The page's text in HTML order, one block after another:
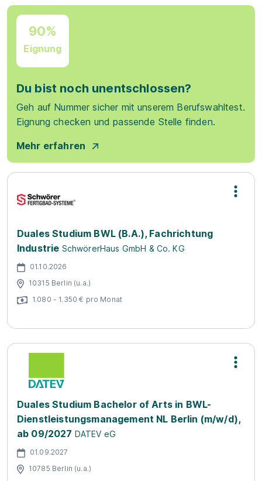
90%
Eignung
Du bist noch unentschlossen?
Geh auf Nummer sicher mit unserem Berufswahltest.
Eignung checken und passende Stelle finden.
Mehr erfahren
Duales Studium BWL (B.A.), Fachrichtung
Industrie SchwörerHaus GmbH & Co. KG
01.10.2026
10315 Berlin (u.a.)
1.080 - 1.350 € pro Monat
Duales Studium Bachelor of Arts in BWL-
Dienstleistungsmanagement NL Berlin (m/w/d),
ab 09/2027 DATEV eG
01.09.2027
10785 Berlin (u.a.)